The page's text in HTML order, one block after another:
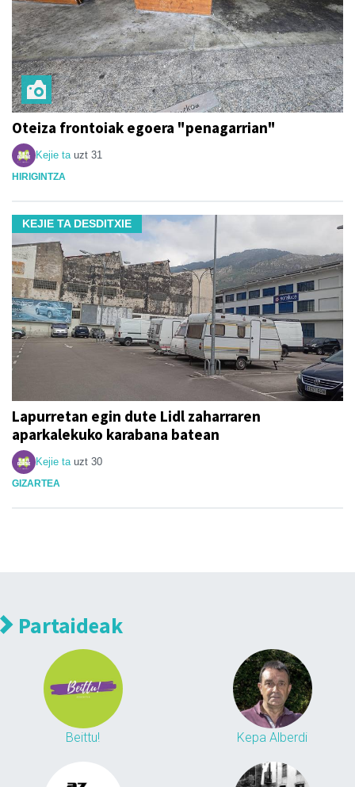
Oteiza frontoiak egoera "penagarrian"
Kejie ta uzt 31
HIRIGINTZA
KEJIE TA DESDITXIE
Lapurretan egin dute Lidl zaharraren
aparkalekuko karabana batean
Kejie ta uzt 30
GIZARTEA
Partaideak
Beittu! Kepa Alberdi